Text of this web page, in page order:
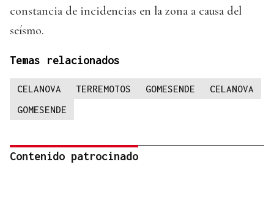
constancia de incidencias en la zona a causa del
seísmo.
Temas relacionados
CELANOVA TERREMOTOS GOMESENDE
CELANOVA
GOMESENDE
Contenido patrocinado